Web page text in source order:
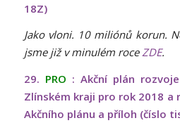
18Z)
Jako vloni. 10 miliónů korun.
jsme již v minulém roceZDE.
29. PRO : Akční plán
Zlínském kraji pro rok 2018 a
Akčního plánu a příloh (číslo